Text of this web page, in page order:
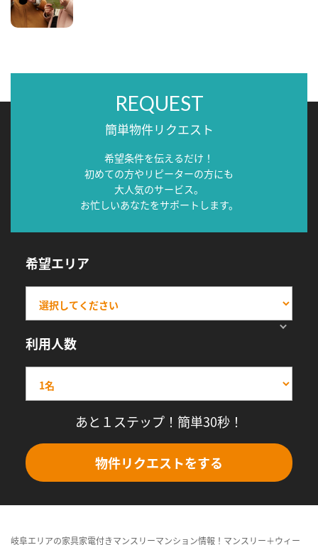
REQUEST
簡単物件リクエスト
希望条件を伝えるだけ！
初めての方やリピーターの方にも
大人気のサービス。
お忙しいあなたをサポートします。
希望エリア
利用人数
あと１ステップ！簡単30秒！
物件リクエストをする
岐阜エリアの家具家電付きマンスリーマンション情報！マンスリー＋ウィー